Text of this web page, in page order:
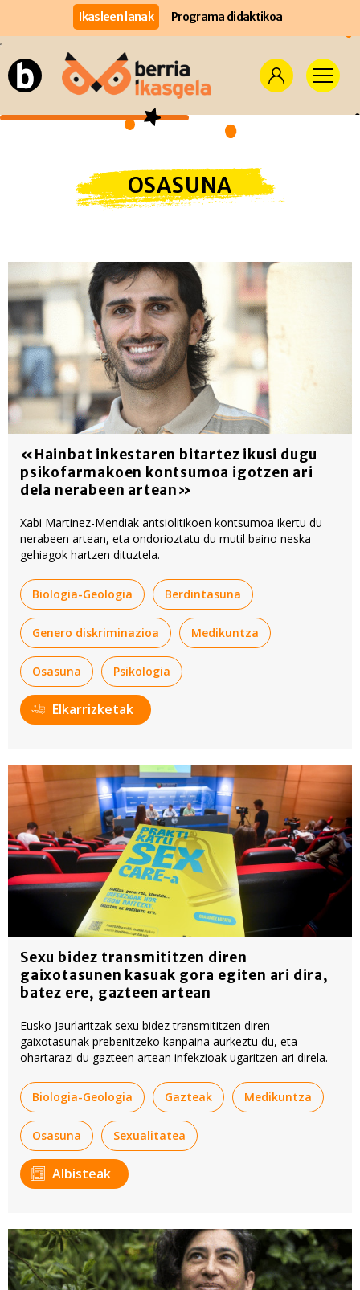
Ikasleen lanak Programa didaktikoa
OSASUNA
«Hainbat inkestaren bitartez ikusi dugu
psikofarmakoen kontsumoa igotzen ari
dela nerabeen artean»
Xabi Martinez-Mendiak antsiolitikoen kontsumoa ikertu du
nerabeen artean, eta ondorioztatu du mutil baino neska
gehiagok hartzen dituztela.
Biologia-Geologia Berdintasuna
Genero diskriminazioa Medikuntza
Osasuna Psikologia
Elkarrizketak
Sexu bidez transmititzen diren
gaixotasunen kasuak gora egiten ari dira,
batez ere, gazteen artean
Eusko Jaurlaritzak sexu bidez transmititzen diren
gaixotasunak prebenitzeko kanpaina aurkeztu du, eta
ohartarazi du gazteen artean infekzioak ugaritzen ari direla.
Biologia-Geologia Gazteak Medikuntza
Osasuna Sexualitatea
Albisteak